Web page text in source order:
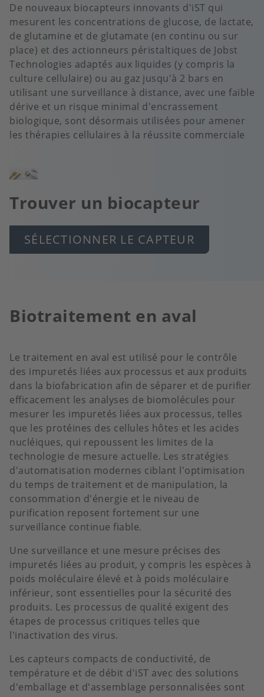
De nouveaux biocapteurs innovants d'iST qui
mesurent les concentrations de glucose, de lactate,
de glutamine et de glutamate (en continu ou sur
place) et des actionneurs péristaltiques de Jobst
Technologies adaptés aux liquides (y compris la
culture cellulaire) ou au gaz jusqu'à 2 bars en
utilisant une surveillance à distance, avec une faible
dérive et un risque minimal d'encrassement
biologique, sont désormais utilisées pour amener
les thérapies cellulaires à la réussite commerciale
Image
Trouver un biocapteur
SÉLECTIONNER LE CAPTEUR
Biotraitement en aval
Le traitement en aval est utilisé pour le contrôle
des impuretés liées aux processus et aux produits
dans la biofabrication afin de séparer et de purifier
efficacement les analyses de biomolécules pour
mesurer les impuretés liées aux processus, telles
que les protéines des cellules hôtes et les acides
nucléiques, qui repoussent les limites de la
technologie de mesure actuelle. Les stratégies
d'automatisation modernes ciblant l'optimisation
du temps de traitement et de manipulation, la
consommation d'énergie et le niveau de
purification reposent fortement sur une
surveillance continue fiable.
Une surveillance et une mesure précises des
impuretés liées au produit, y compris les espèces à
poids moléculaire élevé et à poids moléculaire
inférieur, sont essentielles pour la sécurité des
produits. Les processus de qualité exigent des
étapes de processus critiques telles que
l'inactivation des virus.
Les capteurs compacts de conductivité, de
température et de débit d'iST avec des solutions
d'emballage et d'assemblage personnalisées sont